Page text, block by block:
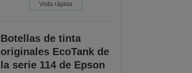
Vista rápida
Botellas de tinta
originales EcoTank de
la serie 114 de Epson